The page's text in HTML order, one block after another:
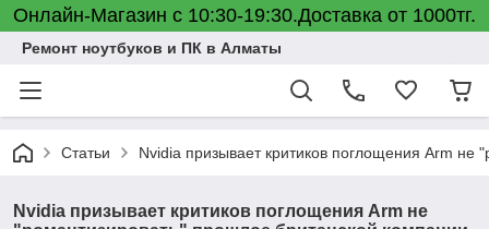
Онлайн-Магазин с 10:30-19:30.Доставка от 1000тг.
Ремонт ноутбуков и ПК в Алматы
Статьи Nvidia призывает критиков поглощения Arm не
Nvidia призывает критиков поглощения Arm не